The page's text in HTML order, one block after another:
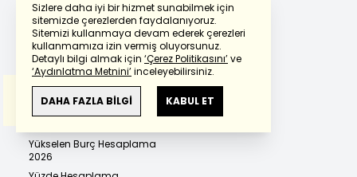
Sizlere daha iyi bir hizmet sunabilmek için
sitemizde çerezlerden faydalanıyoruz.
Sitemizi kullanmaya devam ederek çerezleri
kullanmamıza izin vermiş oluyorsunuz.
Detaylı bilgi almak için ‘Çerez Politikasını’ve
‘Aydınlatma Metnini’inceleyebilirsiniz.
DAHA FAZLA BİLGİ KABUL ET
Atasözleri ve Anlamları
Türkçe Deyimler Sözlüğü
Çin Takvimi 2026 ve Bebek
Cinsiyeti Hesaplama
İETT Sefer Saatleri
Yükselen Burç Hesaplama
2026
Powered by Translate
Bu çevirideGoogle Transletekullanılmıştır.
Anlam ve çeviri hatalarından
haberturk.com
sorumlu değildir.